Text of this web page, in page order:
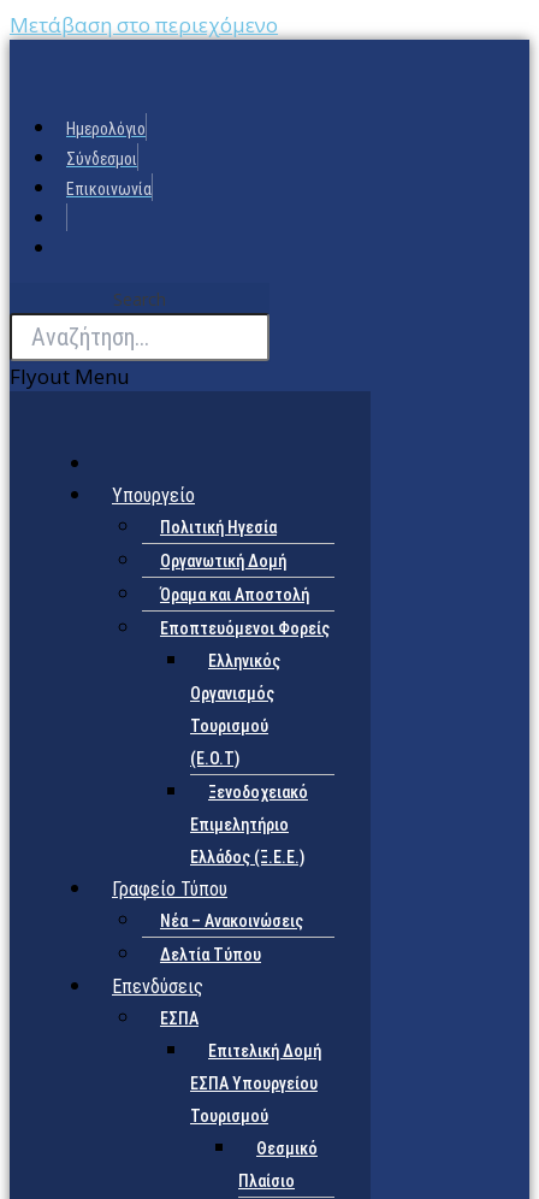
Μετάβαση στο περιεχόμενο
Ημερολόγιο
Σύνδεσμοι
Επικοινωνία
Search
Flyout Menu
Υπουργείο
Πολιτική Ηγεσία
Οργανωτική Δομή
Όραμα και Αποστολή
Εποπτευόμενοι Φορείς
Eλληνικός
Οργανισμός
Τουρισμού
(Ε.Ο.Τ)
Ξενοδοχειακό
Επιμελητήριο
Ελλάδος (Ξ.Ε.Ε.)
Γραφείο Τύπου
Νέα – Ανακοινώσεις
Δελτία Τύπου
Επενδύσεις
ΕΣΠΑ
Επιτελική Δομή
ΕΣΠΑ Υπουργείου
Τουρισμού
Θεσμικό
Πλαίσιο